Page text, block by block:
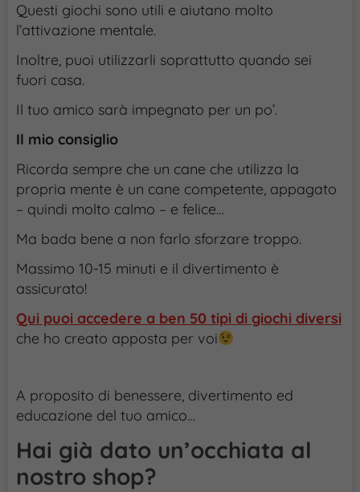
Questi giochi sono utili e aiutano molto
l’attivazione mentale.
Inoltre, puoi utilizzarli soprattutto quando sei
fuori casa.
Il tuo amico sarà impegnato per un po’.
Il mio consiglio
Ricorda sempre che un cane che utilizza la
propria mente è un cane competente, appagato
– quindi molto calmo – e felice…
Ma bada bene a non farlo sforzare troppo.
Massimo 10-15 minuti e il divertimento è
assicurato!
Qui puoi accedere a ben 50 tipi di giochi diversi
che ho creato apposta per voi
A proposito di benessere, divertimento ed
educazione del tuo amico…
Hai già dato un’occhiata al
nostro shop?